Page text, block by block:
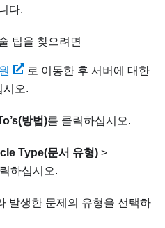
다.
팁을 찾으려면
로 이동한 후 서버에 대한
시오.
방법)를 클릭하십시오.
Type(문서 유형) >
하십시오.
발생한 문제의 유형을 선택하